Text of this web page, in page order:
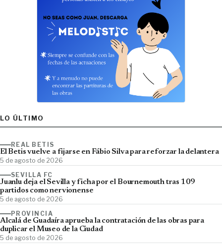
LO ÚLTIMO
REAL BETIS
El Betis vuelve a fijarse en Fábio Silva para reforzar la delantera
5 de agosto de 2026
SEVILLA FC
Juanlu deja el Sevilla y ficha por el Bournemouth tras 109
partidos como nervionense
5 de agosto de 2026
PROVINCIA
Alcalá de Guadaíra aprueba la contratación de las obras para
duplicar el Museo de la Ciudad
5 de agosto de 2026